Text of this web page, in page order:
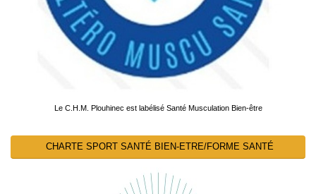
Le C.H.M. Plouhinec est labélisé Santé Musculation Bien-être
CHARTE SPORT SANTÉ BIEN-ETRE/FORME SANTÉ